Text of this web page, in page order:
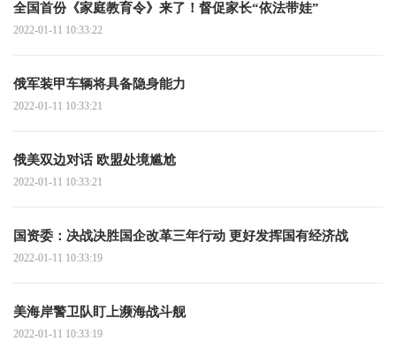
全国首份《家庭教育令》来了！督促家长“依法带娃”
2022-01-11 10:33:22
俄军装甲车辆将具备隐身能力
2022-01-11 10:33:21
俄美双边对话 欧盟处境尴尬
2022-01-11 10:33:21
国资委：决战决胜国企改革三年行动 更好发挥国有经济战
2022-01-11 10:33:19
美海岸警卫队盯上濒海战斗舰
2022-01-11 10:33:19